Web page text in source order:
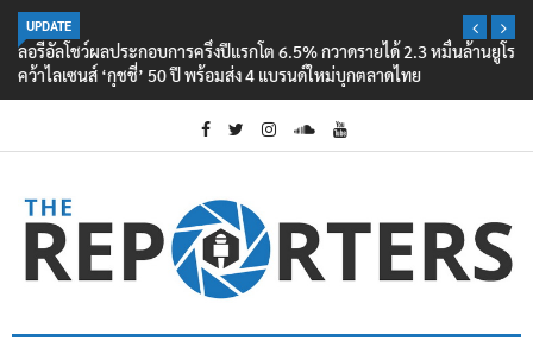
UPDATE
ลอรีอัลโชว์ผลประกอบการครึ่งปีแรกโต 6.5% กวาดรายได้ 2.3 หมื่นล้านยูโร
คว้าไลเซนส์ ‘กุชชี่’ 50 ปี พร้อมส่ง 4 แบรนด์ใหม่บุกตลาดไทย